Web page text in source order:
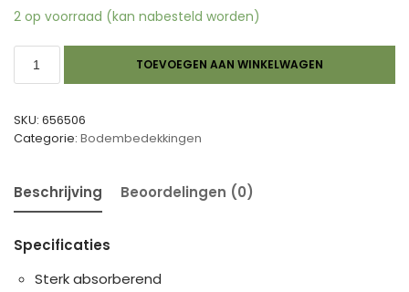
2 op voorraad (kan nabesteld worden)
TOEVOEGEN AAN WINKELWAGEN
SKU: 656506
Categorie: Bodembedekkingen
Beschrijving Beoordelingen (0)
Specificaties
Sterk absorberend